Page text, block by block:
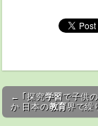
Post
← ｢探究学習で子供
か 日本の教育界で繰